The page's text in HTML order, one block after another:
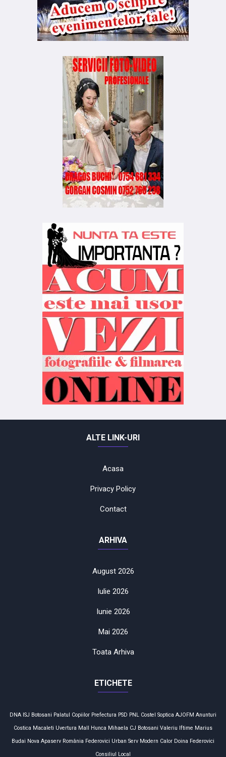
ALTE LINK-URI
Acasa
Privacy Policy
Contact
ARHIVA
August 2026
Iulie 2026
Iunie 2026
Mai 2026
Toata Arhiva
ETICHETE
DNA ISJ Botosani Palatul Copiilor Prefectura PSD PNL Costel Soptica AJOFM Anunturi
Costica Macaleti Uvertura Mall Hunca Mihaela CJ Botosani Valeriu Iftime Marius
Budai Nova Apaserv România Federovici Urban Serv Modern Calor Doina Federovici
Consiliul Local